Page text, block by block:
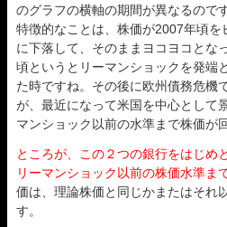
のグラフの横軸の期間が異なるので
特徴的なことは、株価が2007年頃
に下落して、そのままヨコヨコとな
頃というとリーマンショックを発端
た時ですね。その後に欧州債務危機
が、最近になって米国を中心として
マンショック以前の水準まで株価が
ところが、この２つの銀行をはじめ
リーマンショック以前の株価水準ま
価は、理論株価と同じかまたはそれ
す。